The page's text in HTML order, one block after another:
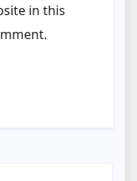
in this